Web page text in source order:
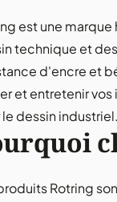
est une
technique et
d'encre et
et entretenir
dessin industriel.
Rotring